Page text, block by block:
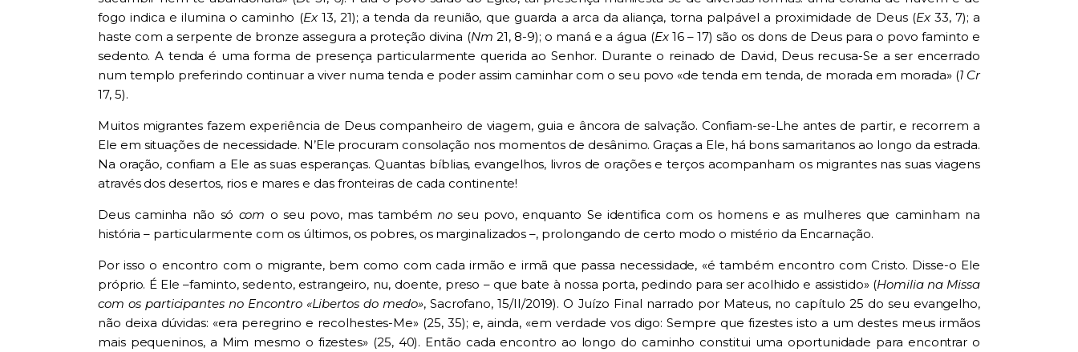
fogo indica e ilumina o caminho (Ex13, 21); a tenda da reunião, que guarda a arca da aliança, torna palpável a proximidade de Deus (Ex33, 7); a
haste com a serpente de bronze assegura a proteção divina (Nm 21, 8-9); o maná e a água (Ex16 – 17) são os dons de Deus para o povo faminto e
sedento. A tenda é uma forma de presença particularmente querida ao Senhor. Durante o reinado de David, Deus recusa-Se a ser encerrado
num templo preferindo continuar a viver numa tenda e poder assim caminhar com o seu povo «de tenda em tenda, de morada em morada» (1 Cr
17, 5).
Muitos migrantes fazem experiência de Deus companheiro de viagem, guia e âncora de salvação. Confiam-se-Lhe antes de partir, e recorrem a
Ele em situações de necessidade. N’Ele procuram consolação nos momentos de desânimo. Graças a Ele, há bons samaritanos ao longo da estrada.
Na oração, confiam a Ele as suas esperanças. Quantas bíblias, evangelhos, livros de orações e terços acompanham os migrantes nas suas viagens
através dos desertos, rios e mares e das fronteiras de cada continente!
Deus caminha não só com o seu povo, mas também no seu povo, enquanto Se identifica com os homens e as mulheres que caminham na
história – particularmente com os últimos, os pobres, os marginalizados –, prolongando de certo modo o mistério da Encarnação.
Por isso o encontro com o migrante, bem como com cada irmão e irmã que passa necessidade, «é também encontro com Cristo. Disse-o Ele
próprio. É Ele –faminto, sedento, estrangeiro, nu, doente, preso – que bate à nossa porta, pedindo para ser acolhido e assistido» (Homilia na Missa
com os participantes no Encontro «Libertos do medo», Sacrofano, 15/II/2019). O Juízo Final narrado por Mateus, no capítulo 25 do seu evangelho,
não deixa dúvidas: «era peregrino e recolhestes-Me» (25, 35); e, ainda, «em verdade vos digo: Sempre que fizestes isto a um destes meus irmãos
mais pequeninos, a Mim mesmo o fizestes» (25, 40). Então cada encontro ao longo do caminho constitui uma oportunidade para encontrar o